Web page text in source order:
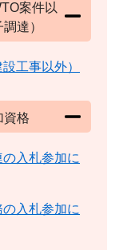
案件以
達）
工事以外）
資格
入札参加に
入札参加に